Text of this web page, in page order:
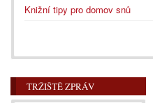
Knižní tipy pro domov snů
TRŽIŠTĚ ZPRÁV